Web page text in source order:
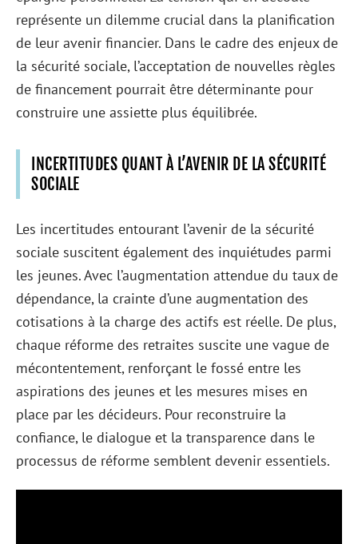
représente un dilemme crucial dans la planification
de leur avenir financier. Dans le cadre des enjeux de
la sécurité sociale, l’acceptation de nouvelles règles
de financement pourrait être déterminante pour
construire une assiette plus équilibrée.
INCERTITUDES QUANT À L’AVENIR DE LA SÉCURITÉ
SOCIALE
Les incertitudes entourant l’avenir de la sécurité
sociale suscitent également des inquiétudes parmi
les jeunes. Avec l’augmentation attendue du taux de
dépendance, la crainte d’une augmentation des
cotisations à la charge des actifs est réelle. De plus,
chaque réforme des retraites suscite une vague de
mécontentement, renforçant le fossé entre les
aspirations des jeunes et les mesures mises en
place par les décideurs. Pour reconstruire la
confiance, le dialogue et la transparence dans le
processus de réforme semblent devenir essentiels.